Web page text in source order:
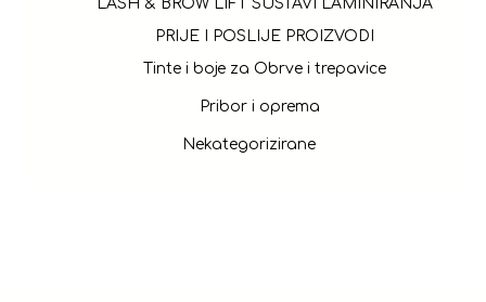
LASH & BROW LIFT SUSTAVI LAMINIRANJA
PRIJE I POSLIJE PROIZVODI
Tinte i boje za Obrve i trepavice
Pribor i oprema
Nekategorizirane